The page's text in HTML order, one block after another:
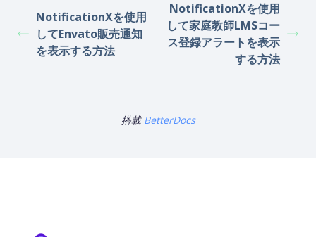
NotificationXを使用
してEnvato販売通知
を表示する方法
NotificationXを使用
して家庭教師LMSコー
ス登録アラートを表示
する方法
搭載 BetterDocs